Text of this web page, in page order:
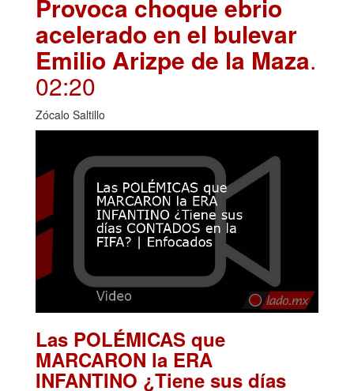
Provoca choque ebrio
acelerado en el bulevar
Emilio Arizpe de la Maza.
02:20
Zócalo Saltillo
Las POLÉMICAS que
MARCARON la ERA
INFANTINO ¿Tiene sus días